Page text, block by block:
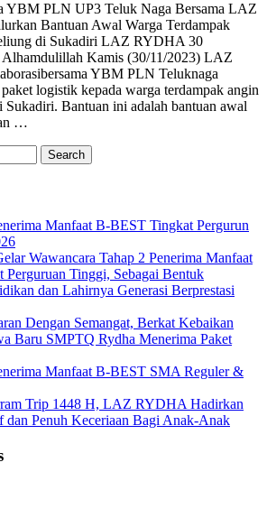
YBM PLN UP3 Teluk Naga Bersama LAZ
Bantuan Awal Warga Terdampak
di Sukadiri LAZ RYDHA 30
Kamis (30/11/2023) LAZ
YBM PLN Teluknaga
logistik kepada warga terdampak angin
Bantuan ini adalah bantuan awal
…
Manfaat B-BEST Tingkat Pergurun
Wawancara Tahap 2 Penerima Manfaat
Tinggi, Sebagai Bentuk
dan Lahirnya Generasi Berprestasi
Dengan Semangat, Berkat Kebaikan
Baru SMPTQ Rydha Menerima Paket
Manfaat B-BEST SMA Reguler &
Trip 1448 H, LAZ RYDHA Hadirkan
dan Penuh Keceriaan Bagi Anak-Anak